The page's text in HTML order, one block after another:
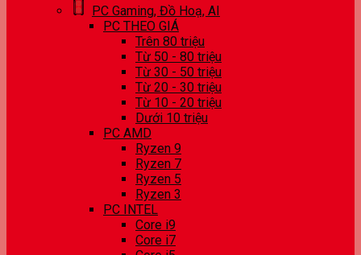
PC Gaming, Đồ Hoạ, AI
PC THEO GIÁ
Trên 80 triệu
Từ 50 - 80 triệu
Từ 30 - 50 triệu
Từ 20 - 30 triệu
Từ 10 - 20 triệu
Dưới 10 triệu
PC AMD
Ryzen 9
Ryzen 7
Ryzen 5
Ryzen 3
PC INTEL
Core i9
Core i7